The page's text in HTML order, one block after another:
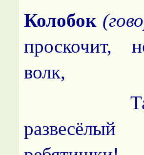
Колобок
проскочит,
волк,
Там